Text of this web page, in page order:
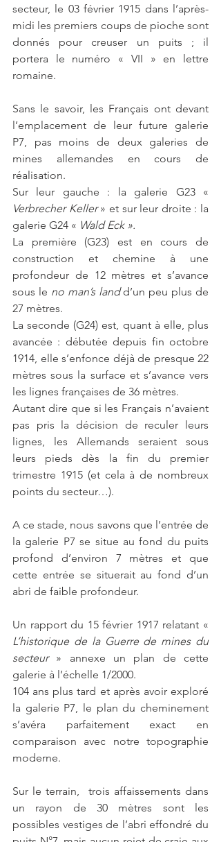
secteur, le 03 février 1915 dans l’après-
midi les premiers coups de pioche sont
donnés pour creuser un puits ; il
portera le numéro « VII » en lettre
romaine.
Sans le savoir, les Français ont devant
l’emplacement de leur future galerie
P7, pas moins de deux galeries de
mines allemandes en cours de
réalisation.
Sur leur gauche : la galerie G23 «
Verbrecher Keller » et sur leur droite : la
galerie G24 « Wald Eck ».
La première (G23) est en cours de
construction et chemine à une
profondeur de 12 mètres et s’avance
sous le no man’s land d’un peu plus de
27 mètres.
La seconde (G24) est, quant à elle, plus
avancée : débutée depuis fin octobre
1914, elle s’enfonce déjà de presque 22
mètres sous la surface et s’avance vers
les lignes françaises de 36 mètres.
Autant dire que si les Français n’avaient
pas pris la décision de reculer leurs
lignes, les Allemands seraient sous
leurs pieds dès la fin du premier
trimestre 1915 (et cela à de nombreux
points du secteur…).
A ce stade, nous savons que l’entrée de
la galerie P7 se situe au fond du puits
profond d’environ 7 mètres et que
cette entrée se situerait au fond d’un
abri de faible profondeur.
Un rapport du 15 février 1917 relatant «
L’historique de la Guerre de mines du
secteur » annexe un plan de cette
galerie à l’échelle 1/2000.
104 ans plus tard et après avoir exploré
la galerie P7, le plan du cheminement
s’avéra parfaitement exact en
comparaison avec notre topographie
moderne.
Sur le terrain,  trois affaissements dans
un rayon de 30 mètres sont les
possibles vestiges de l’abri effondré du